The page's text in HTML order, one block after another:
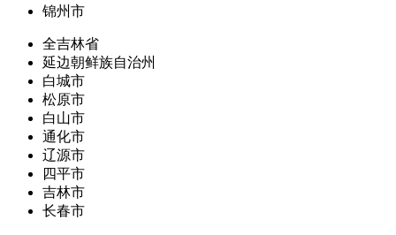
锦州市
全吉林省
延边朝鲜族自治州
白城市
松原市
白山市
通化市
辽源市
四平市
吉林市
长春市